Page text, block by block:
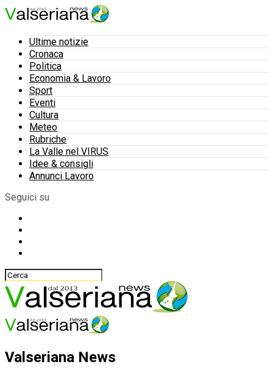
Ultime notizie
Cronaca
Politica
Economia & Lavoro
Sport
Eventi
Cultura
Meteo
Rubriche
La Valle nel VIRUS
Idee & consigli
Annunci Lavoro
Seguici su
Valseriana News